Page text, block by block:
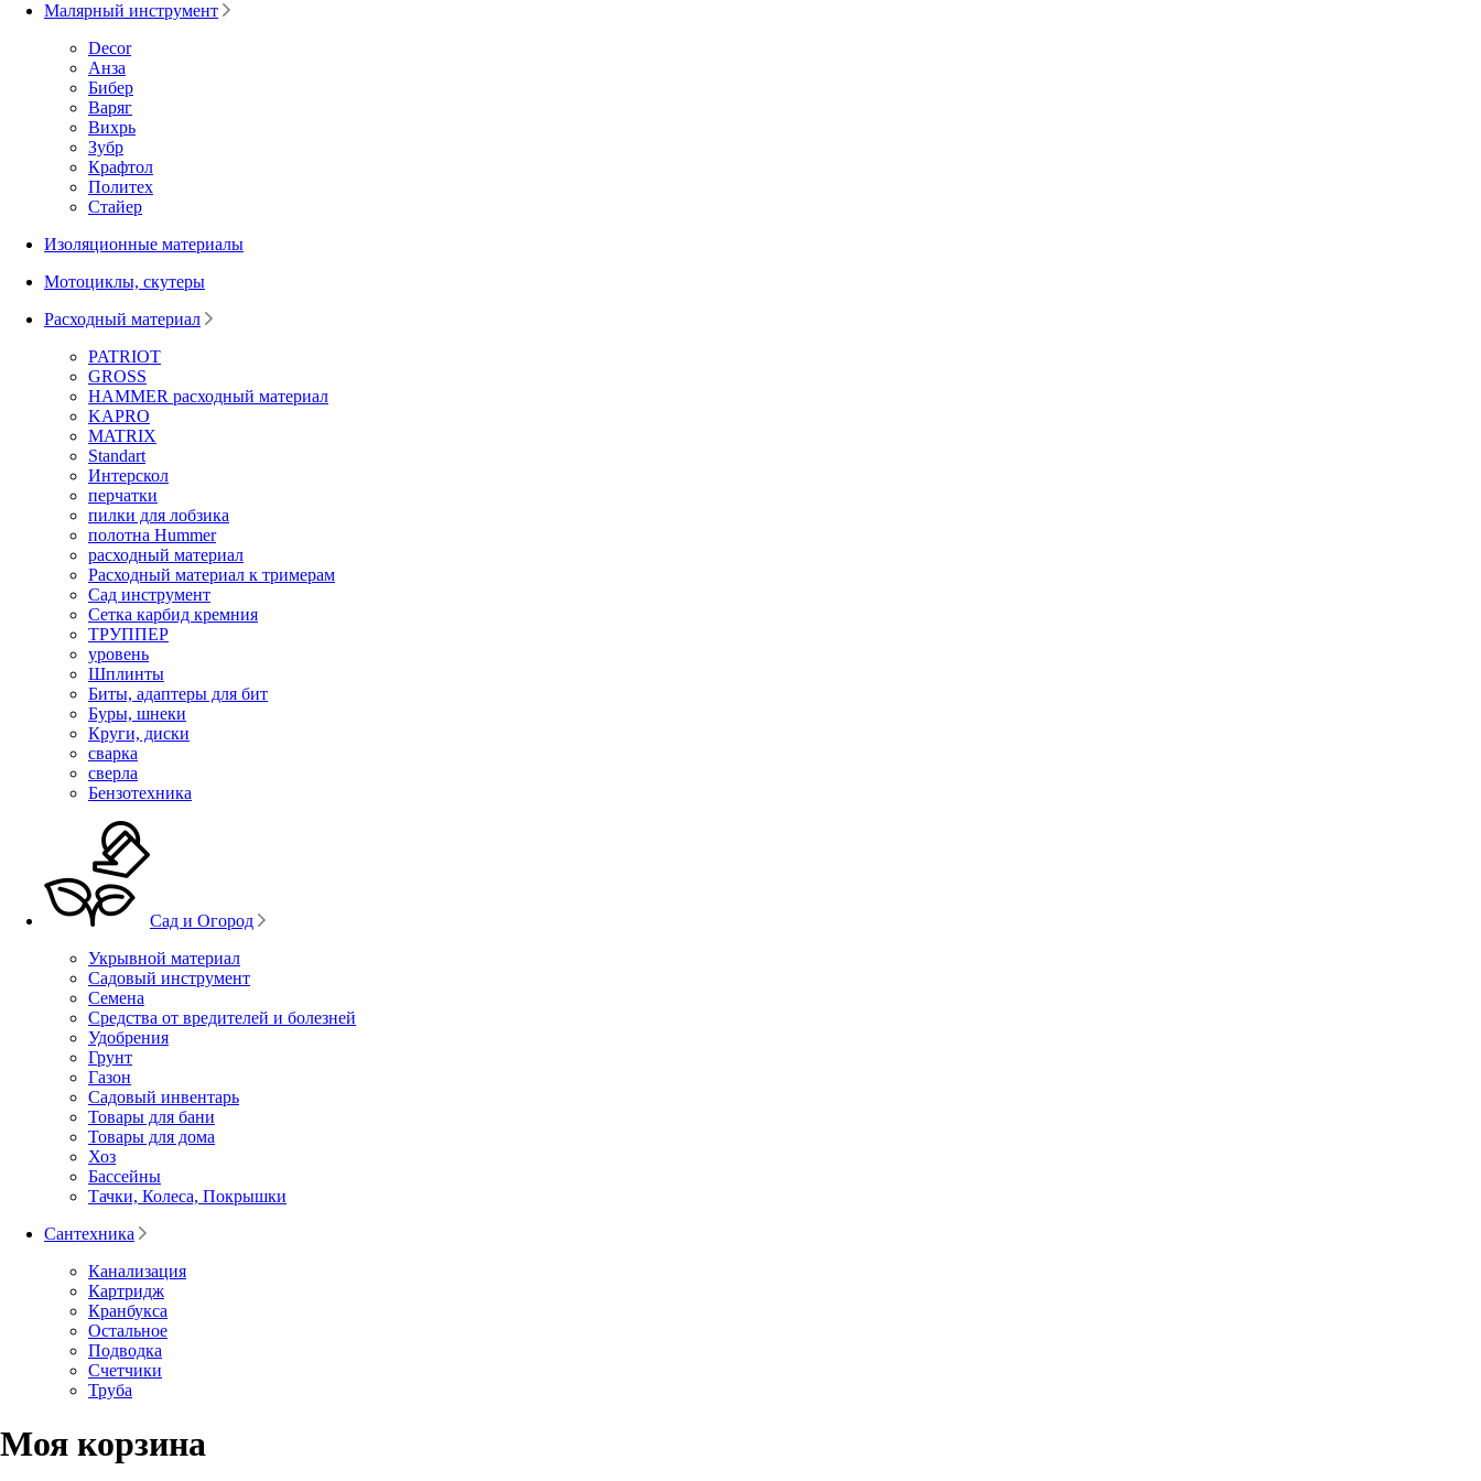
Малярный инструмент
Decor
Анза
Бибер
Варяг
Вихрь
Зубр
Крафтол
Политех
Стайер
Изоляционные материалы
Мотоциклы, скутеры
Расходный материал
PATRIOT
GROSS
HAMMER расходный материал
KAPRO
MATRIX
Standart
Интерскол
перчатки
пилки для лобзика
полотна Hummer
расходный материал
Расходный материал к тримерам
Сад инструмент
Сетка карбид кремния
ТРУППЕР
уровень
Шплинты
Биты, адаптеры для бит
Буры, шнеки
Круги, диски
сварка
сверла
Бензотехника
Сад и Огород
Укрывной материал
Садовый инструмент
Семена
Средства от вредителей и болезней
Удобрения
Грунт
Газон
Садовый инвентарь
Товары для бани
Товары для дома
Хоз
Бассейны
Тачки, Колеса, Покрышки
Сантехника
Канализация
Картридж
Кранбукса
Остальное
Подводка
Счетчики
Труба
Моя корзина